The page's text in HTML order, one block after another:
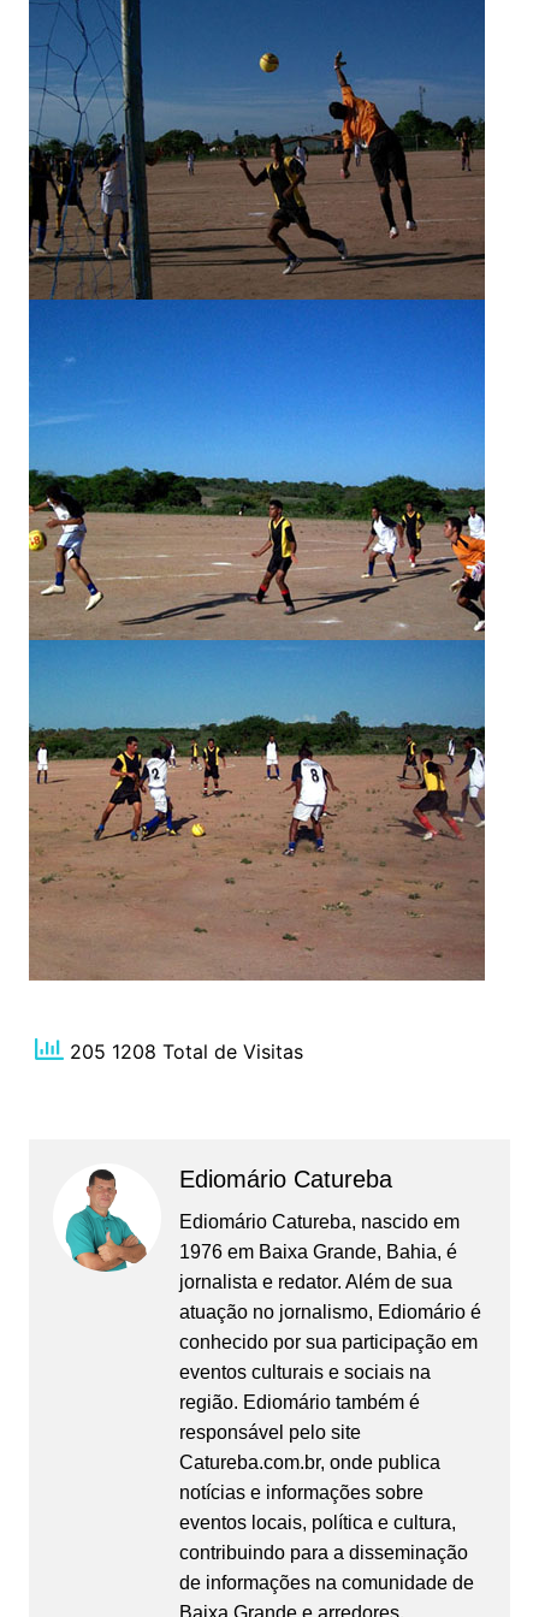
205 1208 Total de Visitas
Ediomário Catureba
Ediomário Catureba, nascido em
1976 em Baixa Grande, Bahia, é
jornalista e redator. Além de sua
atuação no jornalismo, Ediomário é
conhecido por sua participação em
eventos culturais e sociais na
região. Ediomário também é
responsável pelo site
Catureba.com.br, onde publica
notícias e informações sobre
eventos locais, política e cultura,
contribuindo para a disseminação
de informações na comunidade de
Baixa Grande e arredores.